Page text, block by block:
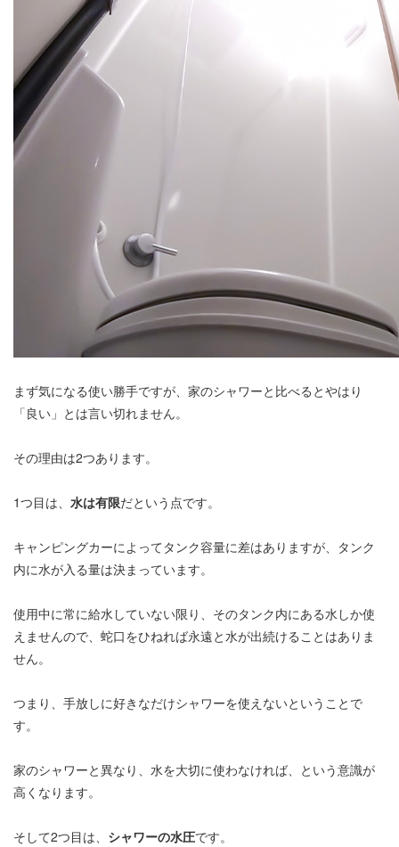
まず気になる使い勝手ですが、家のシャワーと比べるとやはり
「良い」とは言い切れません。
その理由は2つあります。
1つ目は、 水は有限だという点です。
キャンピングカーによってタンク容量に差はありますが、タンク
内に水が入る量は決まっています。
使用中に常に給水していない限り、そのタンク内にある水しか使
えませんので、蛇口をひねれば永遠と水が出続けることはありま
せん。
つまり、手放しに好きなだけシャワーを使えないということで
す。
家のシャワーと異なり、水を大切に使わなければ、という意識が
高くなります。
そして2つ目は、 シャワーの水圧です。